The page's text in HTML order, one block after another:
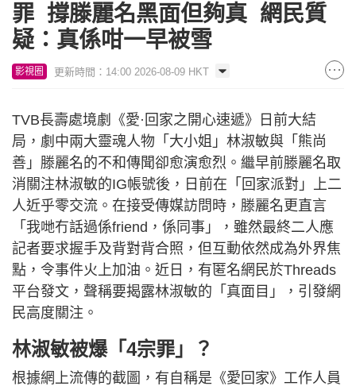
罪 撐滕麗名黑面但夠真 網民質
疑：真係咁一早被雪
影視圈 更新時間：14:00 2026-08-09 HKT
TVB長壽處境劇《愛·回家之開心速遞》日前大結
局，劇中兩大靈魂人物「大小姐」林淑敏與「熊尚
善」滕麗名的不和傳聞卻愈演愈烈。繼早前滕麗名取
消關注林淑敏的IG帳號後，日前在「回家派對」上二
人近乎零交流。在接受傳媒訪問時，滕麗名更直言
「我哋冇話過係friend，係同事」，雖然最終二人應
記者要求握手及背對背合照，但互動依然成為外界焦
點，令事件火上加油。近日，有匿名網民於Threads
平台發文，聲稱要揭露林淑敏的「真面目」，引發網
民高度關注。
林淑敏被爆「4宗罪」？
根據網上流傳的截圖，有自稱是《愛回家》工作人員